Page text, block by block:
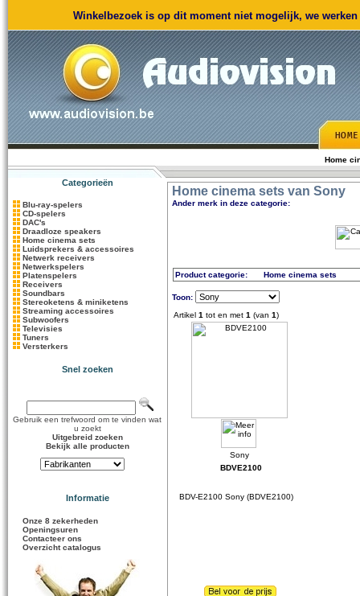
Winkelbezoek is op dit moment niet mogelijk, we
Home
Categorieën
Blu-ray-spelers
CD-spelers
DAC's
Draadloze speakers
Home cinema sets
Luidsprekers & accessoires
Netwerk receivers
Netwerkspelers
Platenspelers
Receivers
Soundbars
Stereoketens & miniketens
Streaming accessoires
Subwoofers
Televisies
Tuners
Versterkers
Snel zoeken
Gebruik een trefwoord om te vinden wat
u zoekt
Uitgebreid zoeken
Bekijk alle producten
Informatie
Onze 8 zekerheden
Openingsuren
Contacteer ons
Overzicht catalogus
Home cinema sets van Sony
Ander merk in deze categorie:
Product categorie: Home cinema sets
Toon:
Artikel 1 tot en met 1 (van 1)
BDVE2100
BDV-E2100 Sony (BDVE2100)